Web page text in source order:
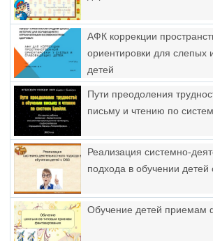
АФК коррекции
ориентировки для слепых
детей
Пути преодоления
письму и чтению по
Реализация системно-
подхода в обучении
Обучение детей приемам